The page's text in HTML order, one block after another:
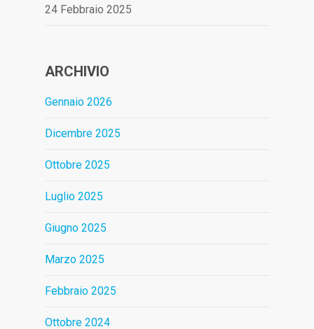
24 Febbraio 2025
ARCHIVIO
Gennaio 2026
Dicembre 2025
Ottobre 2025
Luglio 2025
Giugno 2025
Marzo 2025
Febbraio 2025
Ottobre 2024